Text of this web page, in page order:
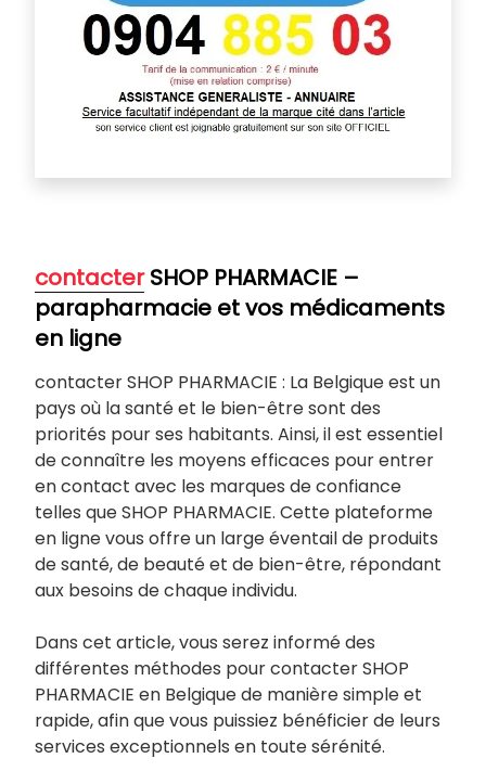
contacterSHOP PHARMACIE –
parapharmacie et vos médicaments
en ligne
contacter SHOP PHARMACIE : La Belgique est un
pays où la santé et le bien-être sont des
priorités pour ses habitants. Ainsi, il est essentiel
de connaître les moyens efficaces pour entrer
en contact avec les marques de confiance
telles que SHOP PHARMACIE. Cette plateforme
en ligne vous offre un large éventail de produits
de santé, de beauté et de bien-être, répondant
aux besoins de chaque individu.
Dans cet article, vous serez informé des
différentes méthodes pour contacter SHOP
PHARMACIE en Belgique de manière simple et
rapide, afin que vous puissiez bénéficier de leurs
services exceptionnels en toute sérénité.